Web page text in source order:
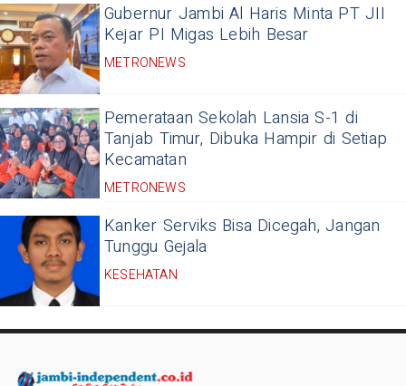
Gubernur Jambi Al Haris Minta PT JII
Kejar PI Migas Lebih Besar
METRONEWS
Pemerataan Sekolah Lansia S-1 di
Tanjab Timur, Dibuka Hampir di Setiap
Kecamatan
METRONEWS
Kanker Serviks Bisa Dicegah, Jangan
Tunggu Gejala
KESEHATAN